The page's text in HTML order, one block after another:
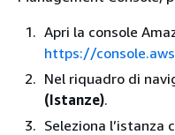
Apri la console
https://
Nel riquadro di
(Istanze).
Seleziona l’istanza